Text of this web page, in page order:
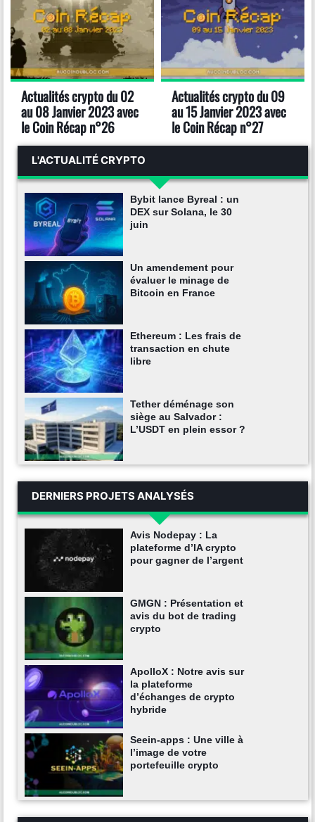
Actualités crypto du 02
au 08 Janvier 2023 avec
le Coin Récap n°26
Actualités crypto du 09
au 15 Janvier 2023 avec
le Coin Récap n°27
L'ACTUALITÉ CRYPTO
Bybit lance Byreal : un
DEX sur Solana, le 30
juin
Un amendement pour
évaluer le minage de
Bitcoin en France
Ethereum : Les frais de
transaction en chute
libre
Tether déménage son
siège au Salvador :
L’USDT en plein essor ?
DERNIERS PROJETS ANALYSÉS
Avis Nodepay : La
plateforme d’IA crypto
pour gagner de l’argent
GMGN : Présentation et
avis du bot de trading
crypto
ApolloX : Notre avis sur
la plateforme
d’échanges de crypto
hybride
Seein-apps : Une ville à
l’image de votre
portefeuille crypto